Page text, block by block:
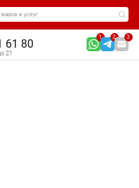
и услуг
61 80
1 2 3
21